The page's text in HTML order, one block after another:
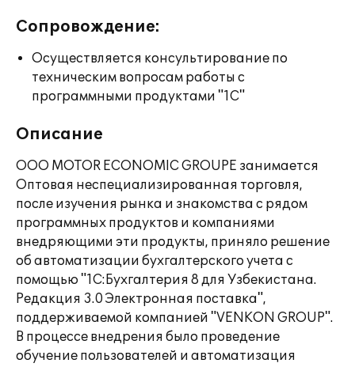
Сопровождение:
Осуществляется консультирование по
техническим вопросам работы с
программными продуктами "1С"
Описание
ООО MOTOR ECONOMIC GROUPE занимается
Оптовая неспециализированная торговля,
после изучения рынка и знакомства с рядом
программных продуктов и компаниями
внедряющими эти продукты, приняло решение
об автоматизации бухгалтерского учета с
помощью "1С:Бухгалтерия 8 для Узбекистана.
Редакция 3.0 Электронная поставка",
поддерживаемой компанией "VENKON GROUP".
В процессе внедрения было проведение
обучение пользователей и автоматизация